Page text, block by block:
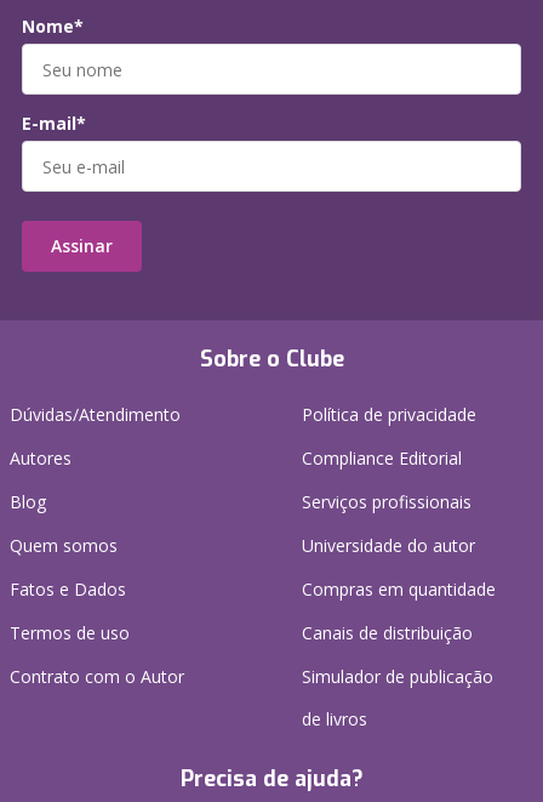
Sobre o Clube
Dúvidas/Atendimento
Autores
Blog
Quem somos
Fatos e Dados
Termos de uso
Contrato com o Autor
Política de privacidade
Compliance Editorial
Serviços profissionais
Universidade do autor
Compras em quantidade
Canais de distribuição
Simulador de publicação
de livros
Precisa de ajuda?
Nome*
E-mail*
Assinar